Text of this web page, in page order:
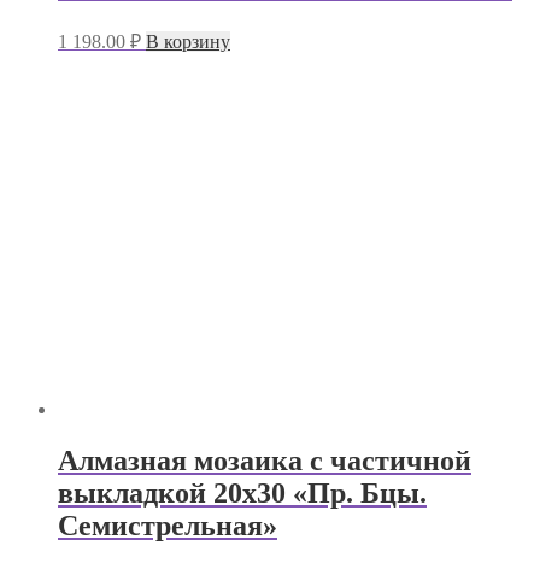
1 198.00 ₽ В корзину
Алмазная мозаика с частичной
выкладкой 20х30 «Пр. Бцы.
Семистрельная»